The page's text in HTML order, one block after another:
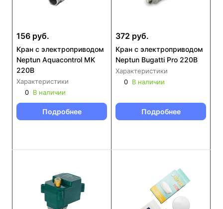
156 руб.
Кран с электроприводом
Neptun Aquaсontrol MK
220В
Характеристики
0 В наличии
Подробнее
372 руб.
Кран с электроприводом
Neptun Bugatti Pro 220В
Характеристики
0 В наличии
Подробнее